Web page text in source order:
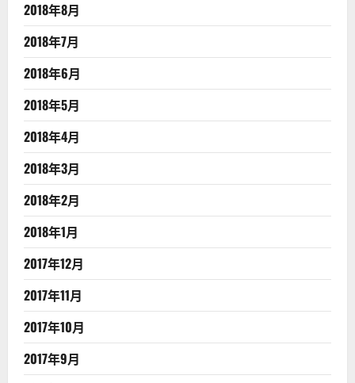
2018年8月
2018年7月
2018年6月
2018年5月
2018年4月
2018年3月
2018年2月
2018年1月
2017年12月
2017年11月
2017年10月
2017年9月